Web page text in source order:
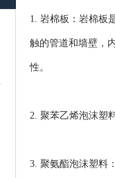
1. 岩棉板：岩棉板
触的管道和墙壁，
性。
2. 聚苯乙烯泡沫塑
3. 聚氨酯泡沫塑料